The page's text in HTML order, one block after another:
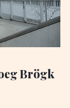
Brögk